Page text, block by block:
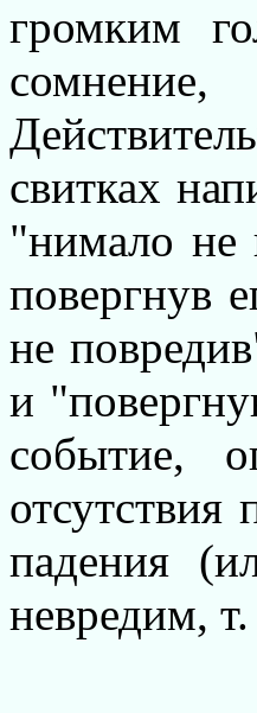
громким
свитках
"нимало не
повергнув
не
и
событие,
падения
невредим,